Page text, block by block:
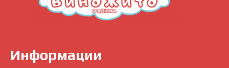
Информации